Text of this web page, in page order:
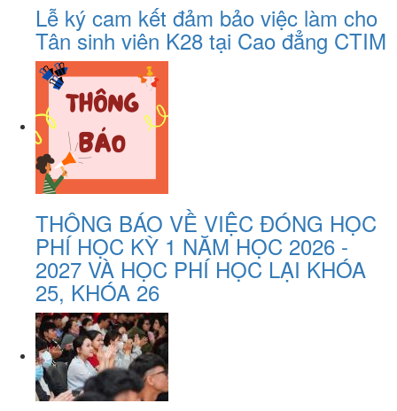
Lễ ký cam kết đảm bảo việc làm cho
Tân sinh viên K28 tại Cao đẳng CTIM
THÔNG BÁO VỀ VIỆC ĐÓNG HỌC
PHÍ HỌC KỲ 1 NĂM HỌC 2026 -
2027 VÀ HỌC PHÍ HỌC LẠI KHÓA
25, KHÓA 26